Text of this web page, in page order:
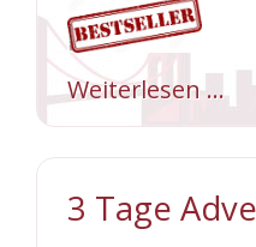
Weiterlesen … XXL
im
3 Tage